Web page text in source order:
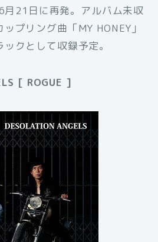
21日に再発。アルバム未収
プリング曲「MY HONEY」
クとして収録予定。
[ ROGUE ]